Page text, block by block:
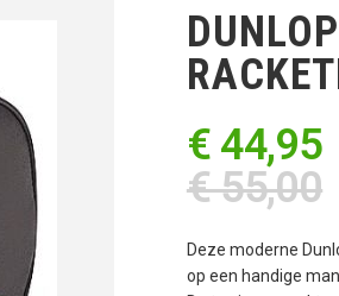
€ 44,95
€ 55,00
Deze moderne
op een handige